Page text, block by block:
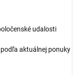
udalosti
aktuálnej ponuky